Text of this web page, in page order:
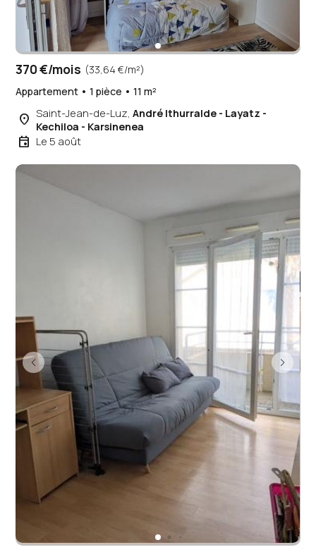
370 €/mois (33,64 €/m²)
Appartement • 1 pièce • 11 m²
place Saint-Jean-de-Luz,André Ithurralde - Layatz -
Kechiloa - Karsinenea
event Le 5 août